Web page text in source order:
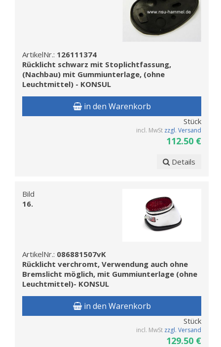
ArtikelNr.: 126111374
Rücklicht schwarz mit Stoplichtfassung,
(Nachbau) mit Gummiunterlage, (ohne
Leuchtmittel) - KONSUL
in den Warenkorb
Stück
incl. MwSt zzgl. Versand
112.50 €
Details
Bild
16.
ArtikelNr.: 086881507vK
Rücklicht verchromt, Verwendung auch ohne
Bremslicht möglich, mit Gummiunterlage (ohne
Leuchtmittel)- KONSUL
in den Warenkorb
Stück
incl. MwSt zzgl. Versand
129.50 €